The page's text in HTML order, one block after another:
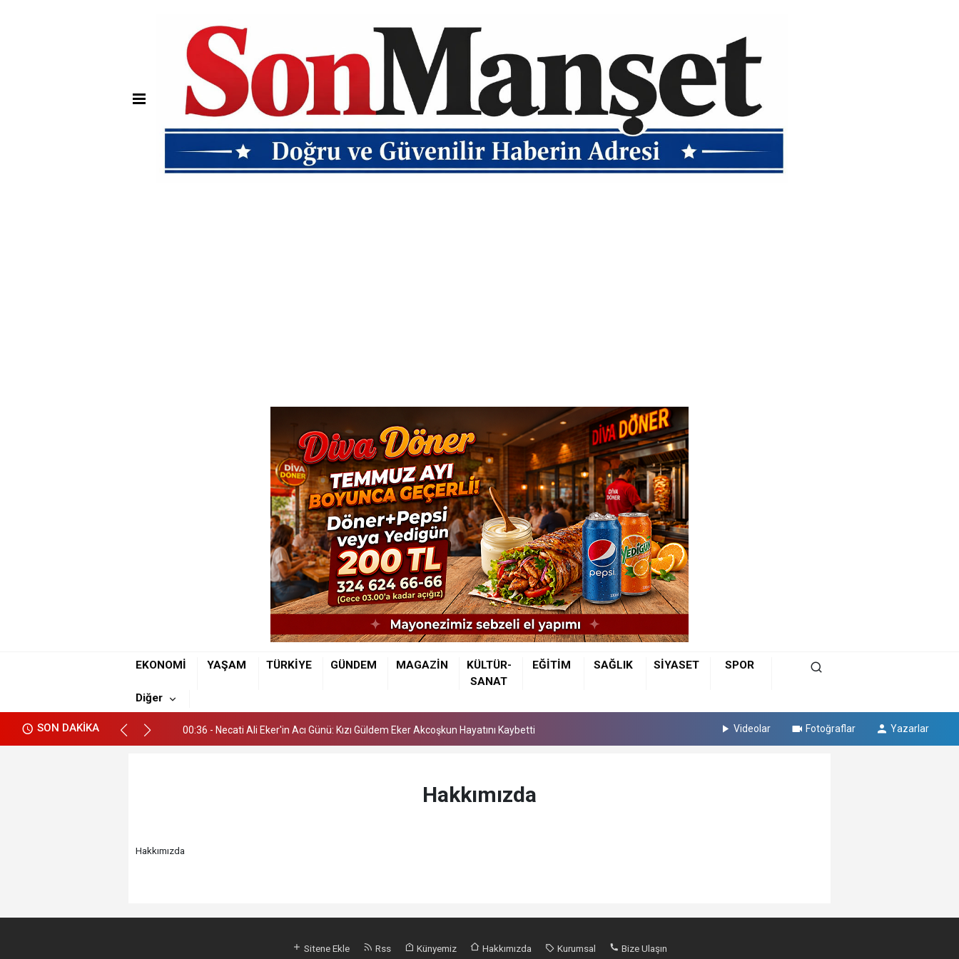
EKONOMİ YAŞAM TÜRKİYE GÜNDEM MAGAZİN
KÜLTÜR-
SANAT
EĞİTİM SAĞLIK SİYASET SPOR
Diğer
SON DAKİKA
00:36 - Necati Ali Eker'in Acı Günü: Kızı Güldem Eker Akcoşkun Hayatını Kaybetti
22:13 - Güldem Eker Akcoşkun Gözyaşları Arasında Son Yolculuğuna Uğurlandı
00:36 - Necati Ali Eker'in Acı Günü: Kızı Güldem Eker Akcoşkun Hayatını Kaybetti Videolar Fotoğraflar Yazarlar
Hakkımızda
Hakkımızda
Sitene Ekle Rss Künyemiz Hakkımızda Kurumsal Bize Ulaşın